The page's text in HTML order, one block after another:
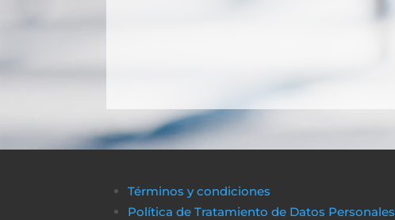
Términos y condiciones
Política de Tratamiento de Datos Personales